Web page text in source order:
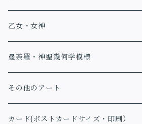
乙女・女神
曼荼羅・神聖幾何学模様
その他のアート
カード(ポストカードサイズ・印刷）